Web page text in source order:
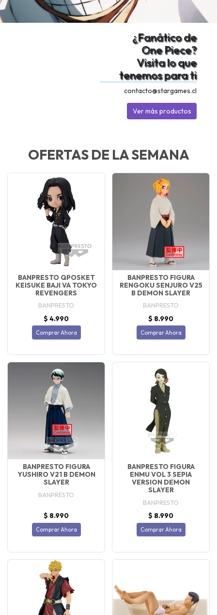
¿Fanático de
One Piece?
Visita lo que
tenemos para ti
contacto@stargames.cl
Ver más productos
OFERTAS DE LA SEMANA
BANPRESTO QPOSKET
KEISUKE BAJI VA TOKYO
REVENGERS
BANPRESTO
$ 4.990
Comprar Ahora
BANPRESTO FIGURA
RENGOKU SENJURO V25
B DEMON SLAYER
BANPRESTO
$ 8.990
Comprar Ahora
BANPRESTO FIGURA
YUSHIRO V21 B DEMON
SLAYER
BANPRESTO
$ 8.990
Comprar Ahora
BANPRESTO FIGURA
ENMU VOL 3 SEPIA
VERSION DEMON
SLAYER
BANPRESTO
$ 8.990
Comprar Ahora